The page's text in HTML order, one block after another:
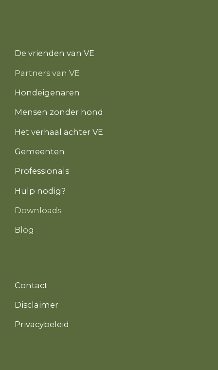
De vrienden van VE
Partners van VE
Hondeigenaren
Mensen zonder hond
Het verhaal achter VE
Gemeenten
Professionals
Hulp nodig?
Downloads
Blog
Contact
Disclaimer
Privacybeleid